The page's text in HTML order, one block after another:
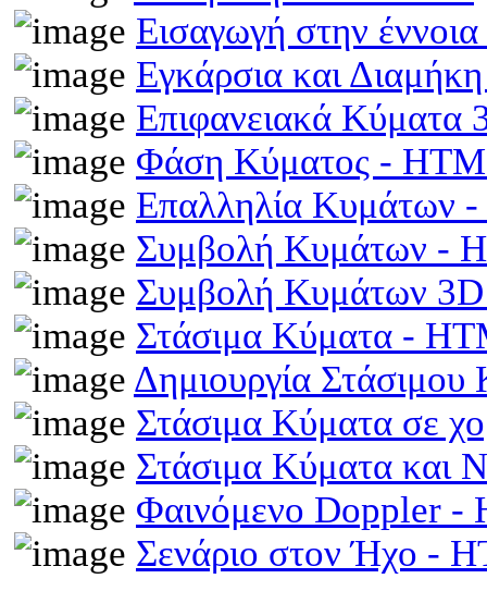
Εισαγωγή στην
Εγκάρσια και
Επιφανειακά
Φάση Κύματος -
Επαλληλία Κυμάτων
Συμβολή Κυμάτων -
Συμβολή Κυμάτων
Στάσιμα Κύματα -
Δημιουργία
Στάσιμα Κύματα σε
Στάσιμα Κύματα και
Φαινόμενο Doppler -
Σενάριο στον Ήχο -